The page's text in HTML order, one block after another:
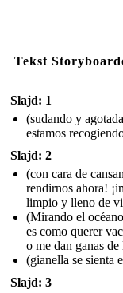
Tekst
Slajd: 1
(sudando y
estamos
Slajd: 2
(con cara de
rendirnos ahora!
limpio y lleno de
(Mirando el
es como querer
o me dan ganas
(gianella se sienta
Slajd: 3